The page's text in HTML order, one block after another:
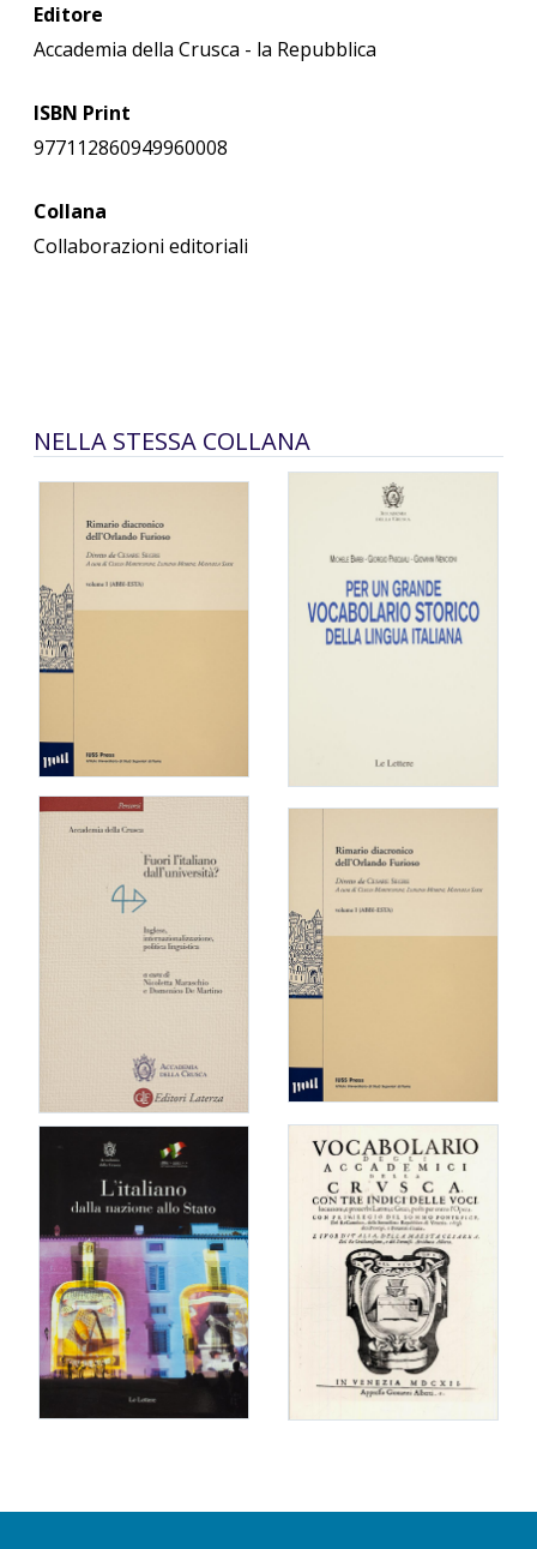
Editore
Accademia della Crusca - la Repubblica
ISBN Print
977112860949960008
Collana
Collaborazioni editoriali
NELLA STESSA COLLANA